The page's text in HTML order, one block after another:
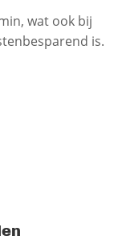
wat ook bij
is.